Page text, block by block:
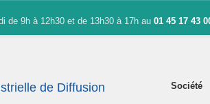
de 9h à 12h30 et de 13h30 à 17h au 01 45 17 43
de Diffusion Société